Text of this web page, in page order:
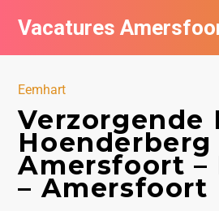
Vacatures
Eemhart
Verzorgende
Hoenderberg
Amersfoort –
– Amersfoort
Vacatures per bedrijf
Nieuwsbrief feed